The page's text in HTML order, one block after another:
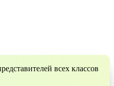
всех классов